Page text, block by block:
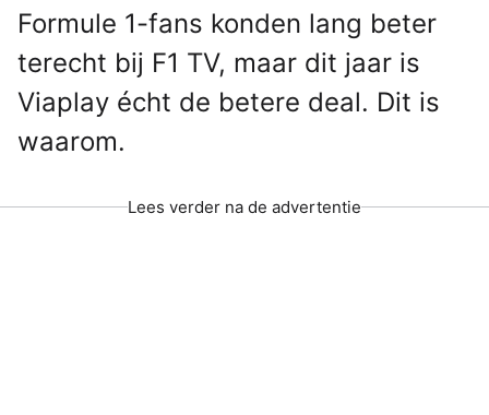
Formule 1-fans konden lang beter
terecht bij F1 TV, maar dit jaar is
Viaplay écht de betere deal. Dit is
waarom.
Lees verder na de advertentie